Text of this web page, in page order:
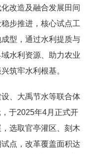
改造及融合发展田间
步推进，核心试点工
型，通过水利提质与
水利资源、助力农业
筑牢水利根基。
、大禹节水等联合体
于2025年4月正式开
选取官亭灌区、刻木
点，改革覆盖面积达